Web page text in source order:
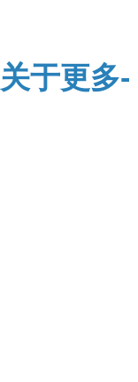
关于更多-